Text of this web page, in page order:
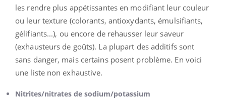
les rendre plus appétissantes en modifiant leur couleur
ou leur texture (colorants, antioxydants, émulsifiants,
gélifiants...), ou encore de rehausser leur saveur
(exhausteurs de goûts). La plupart des additifs sont
sans danger, mais certains posent problème. En voici
une liste non exhaustive.
Nitrites/nitrates de sodium/potassium